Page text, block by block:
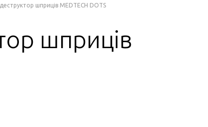
шприців MEDTECH DOTS
шприців